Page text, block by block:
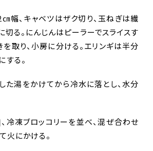
、キャベツはザク切り、玉ねぎは繊
る。にんじんはピーラーでスライスす
を取り、小房に分ける。エリンギは半分
する。
湯をかけてから冷水に落とし、水分
凍ブロッコリーを並べ、混ぜ合わせ
火にかける。